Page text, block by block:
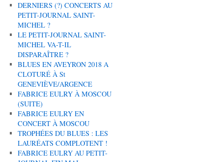
DERNIERS (?) CONCERTS AU
PETIT-JOURNAL SAINT-
MICHEL ?
LE PETIT-JOURNAL SAINT-
MICHEL VA-T-IL
DISPARAÎTRE ?
BLUES EN AVEYRON 2018 A
CLOTURÉ À St
GENEVIÈVE/ARGENCE
FABRICE EULRY À MOSCOU
(SUITE)
FABRICE EULRY EN
CONCERT À MOSCOU
TROPHÉES DU BLUES : LES
LAURÉATS COMPLOTENT !
FABRICE EULRY AU PETIT-